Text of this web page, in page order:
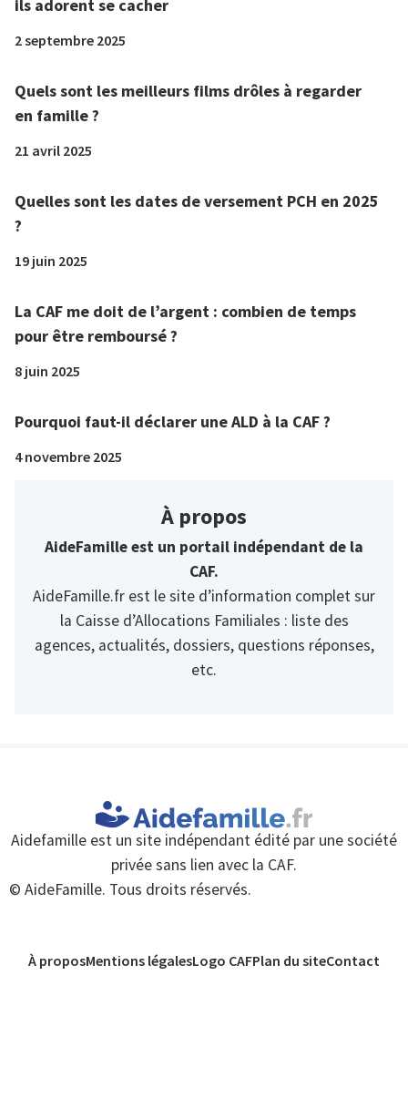
ils adorent se cacher
2 septembre 2025
Quels sont les meilleurs films drôles à regarder
en famille ?
21 avril 2025
Quelles sont les dates de versement PCH en 2025
?
19 juin 2025
La CAF me doit de l’argent : combien de temps
pour être remboursé ?
8 juin 2025
Pourquoi faut-il déclarer une ALD à la CAF ?
4 novembre 2025
À propos
AideFamille est un portail indépendant de la
CAF.
AideFamille.fr est le site d’information complet sur
la Caisse d’Allocations Familiales : liste des
agences, actualités, dossiers, questions réponses,
etc.
Aidefamille est un site indépendant édité par une société
privée sans lien avec la CAF.
© AideFamille. Tous droits réservés.
À proposMentions légalesLogo CAFPlan du siteContact